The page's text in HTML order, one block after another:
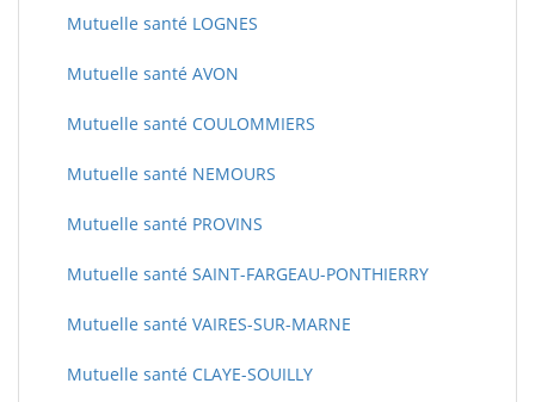
Mutuelle santé LOGNES
Mutuelle santé AVON
Mutuelle santé COULOMMIERS
Mutuelle santé NEMOURS
Mutuelle santé PROVINS
Mutuelle santé SAINT-FARGEAU-PONTHIERRY
Mutuelle santé VAIRES-SUR-MARNE
Mutuelle santé CLAYE-SOUILLY